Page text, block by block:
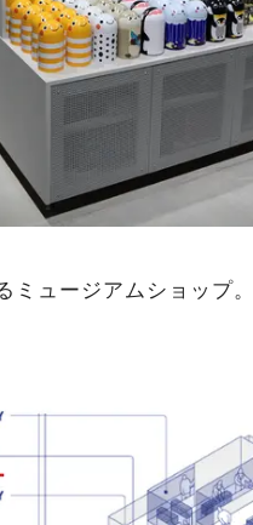
ミュージアムショップ